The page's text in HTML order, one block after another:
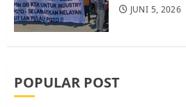
JUNI 5, 2026
POPULAR POST
1